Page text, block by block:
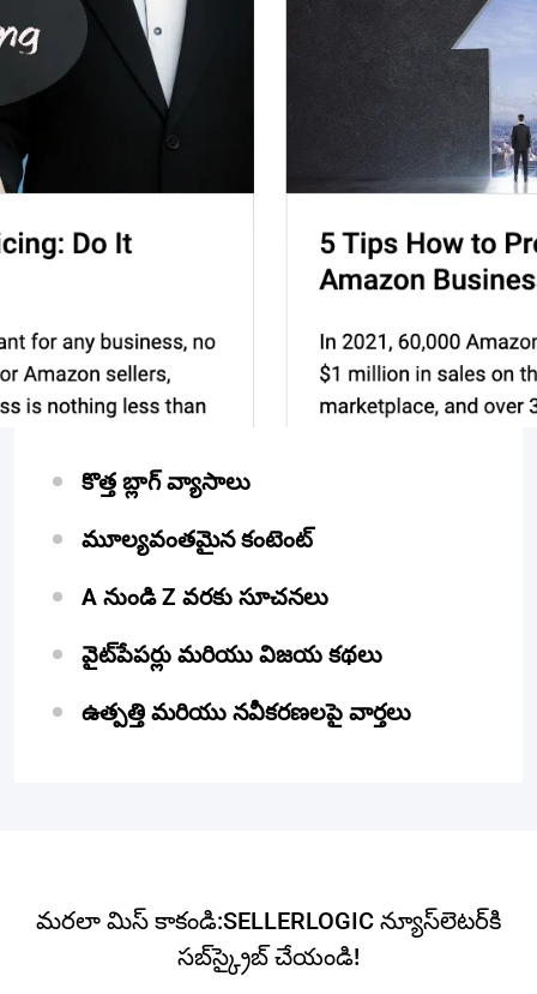
కొత్త బ్లాగ్ వ్యాసాలు
మూల్యవంతమైన కంటెంట్
A నుండి Z వరకు సూచనలు
వైట్‌పేపర్లు మరియు విజయ కథలు
ఉత్పత్తి మరియు నవీకరణలపై వార్తలు
మరలా మిస్ కాకండి:SELLERLOGIC న్యూస్‌లెటర్‌కి
సబ్‌స్క్రైబ్ చేయండి!